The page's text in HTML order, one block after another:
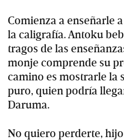
Comienza a enseñarle
la caligrafía. Antoku
tragos de las
monje comprende su
camino es mostrarle la
puro, quien podría
Daruma.
No quiero perderte,